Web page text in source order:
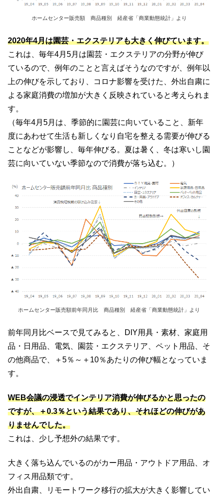
ホームセンター販売額 商品種別 経産省「商業動態統計」より
2020年4月は園芸・エクステリアも大きく伸びています。
これは、毎年4月5月は園芸・エクステリアの分野が伸び
ているので、例年のことと言えばそうなのですが、例年以
上の伸びを示しており、コロナ影響を受けた、外出自粛に
よる家庭消費の増加が大きく反映されていると考えられま
す。
（毎年4月5月は、季節的に園芸に向いていること、新年
度にあわせて生活も新しくなり自宅を整える需要が伸びる
ことなどが影響し、毎年伸びる。夏は暑く、冬は寒いし園
芸に向いていない季節なので消費が落ち込む。）
ホームセンター販売額前年同月比 商品種別 経産省「商業動態統計」より
前年同月比ベースで見てみると、DIY用具・素材、家庭用
品・日用品、電気、園芸・エクステリア、ペット用品、そ
の他商品で、＋5％～＋10％あたりの伸び幅となっていま
す。
WEB会議の浸透でインテリア消費が伸びるかと思ったの
ですが、＋0.3％という結果であり、それほどの伸びがあ
りませんでした。
これは、少し予想外の結果です。
大きく落ち込んでいるのがカー用品・アウトドア用品、オ
フィス用品類です。
外出自粛、リモートワーク移行の拡大が大きく影響してい